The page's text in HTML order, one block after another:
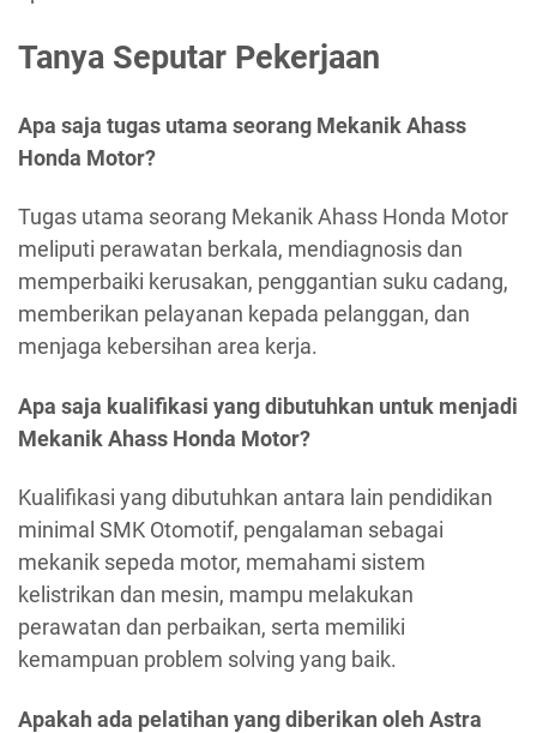
Tanya Seputar Pekerjaan
Apa saja tugas utama seorang Mekanik Ahass
Honda Motor?
Tugas utama seorang Mekanik Ahass Honda Motor
meliputi perawatan berkala, mendiagnosis dan
memperbaiki kerusakan, penggantian suku cadang,
memberikan pelayanan kepada pelanggan, dan
menjaga kebersihan area kerja.
Apa saja kualifikasi yang dibutuhkan untuk menjadi
Mekanik Ahass Honda Motor?
Kualifikasi yang dibutuhkan antara lain pendidikan
minimal SMK Otomotif, pengalaman sebagai
mekanik sepeda motor, memahami sistem
kelistrikan dan mesin, mampu melakukan
perawatan dan perbaikan, serta memiliki
kemampuan problem solving yang baik.
Apakah ada pelatihan yang diberikan oleh Astra